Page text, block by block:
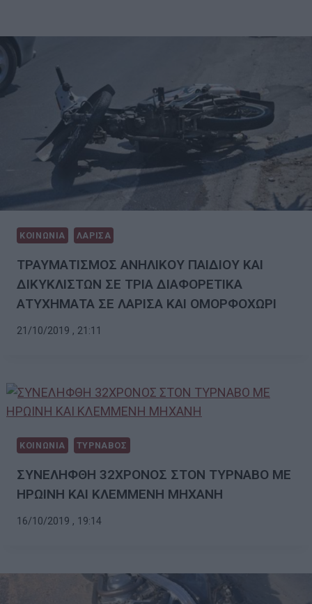
ΚΟΙΝΩΝΙΑ ΛΑΡΙΣΑ
ΤΡΑΥΜΑΤΙΣΜΟΣ ΑΝΗΛΙΚΟΥ ΠΑΙΔΙΟΥ ΚΑΙ
ΔΙΚΥΚΛΙΣΤΩΝ ΣΕ ΤΡΙΑ ΔΙΑΦΟΡΕΤΙΚΑ
ΑΤΥΧΗΜΑΤΑ ΣΕ ΛΑΡΙΣΑ ΚΑΙ ΟΜΟΡΦΟΧΩΡΙ
21/10/2019 , 21:11
ΚΟΙΝΩΝΙΑ ΤΥΡΝΑΒΟΣ
ΣΥΝΕΛΗΦΘΗ 32ΧΡΟΝΟΣ ΣΤΟΝ ΤΥΡΝΑΒΟ ΜΕ
ΗΡΩΙΝΗ ΚΑΙ ΚΛΕΜΜΕΝΗ ΜΗΧΑΝΗ
16/10/2019 , 19:14